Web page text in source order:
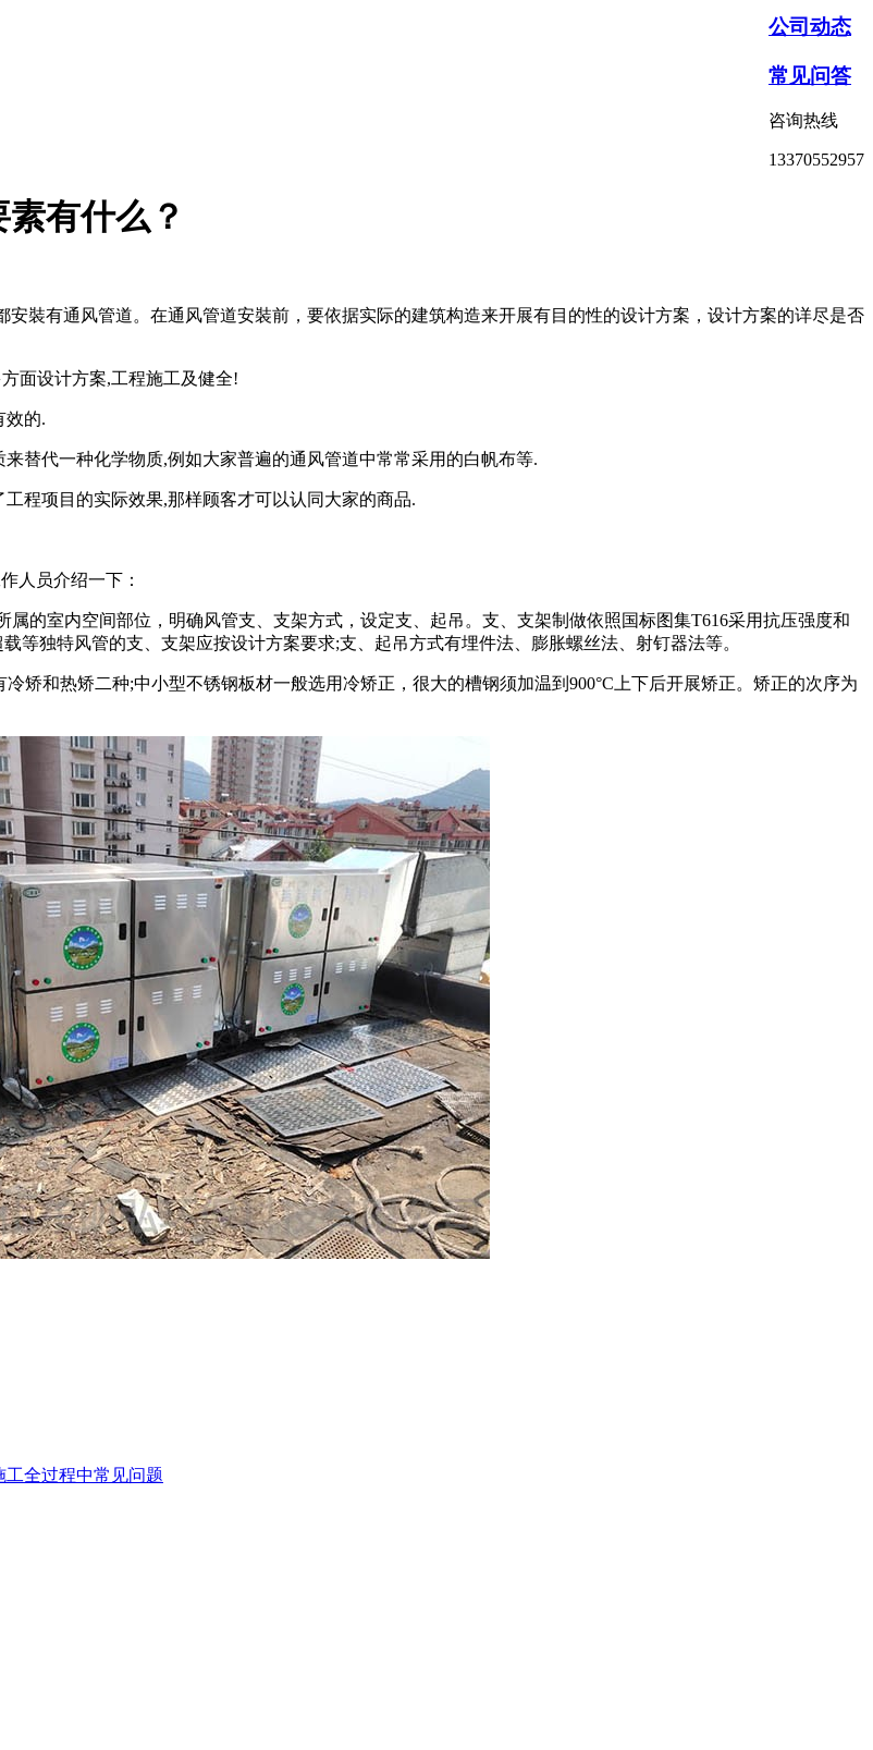
公司动态
常见问答
咨询热线
13370552957
有什么？
裝有通风管道。在通风管道安裝前，要依据实际的建筑构造来开展有目的性的设计方案，设计方案的详尽是否
面设计方案,工程施工及健全!
效的.
替代一种化学物质,例如大家普遍的通风管道中常常采用的白帆布等.
程项目的实际效果,那样顾客才可以认同大家的商品.
人员介绍一下：
的室内空间部位，明确风管支、支架方式，设定支、起吊。支、支架制做依照国标图集T616采用抗压强度和
等独特风管的支、支架应按设计方案要求;支、起吊方式有埋件法、膨胀螺丝法、射钉器法等。
矫和热矫二种;中小型不锈钢板材一般选用冷矫正，很大的槽钢须加温到900°C上下后开展矫正。矫正的次序为
工全过程中常见问题